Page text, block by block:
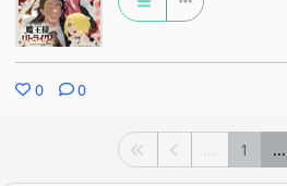
0 0
... 1 ...